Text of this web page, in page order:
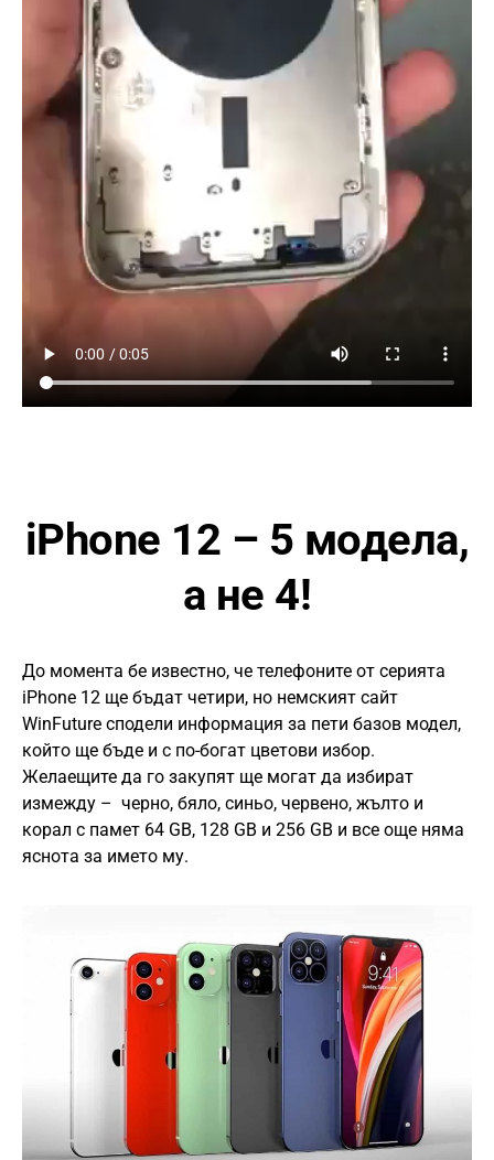
iPhone 12 – 5 модела,
а не 4!
До момента бе известно, че телефоните от серията
iPhone 12 ще бъдат четири, но немският сайт
WinFuture сподели информация за пети базов модел,
който ще бъде и с по-богат цветови избор.
Желаещите да го закупят ще могат да избират
измежду – черно, бяло, синьо, червено, жълто и
корал с памет 64 GB, 128 GB и 256 GB и все още няма
яснота за името му.